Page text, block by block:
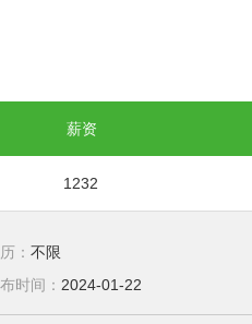
薪资
1232
： 不限
时间： 2024-01-22